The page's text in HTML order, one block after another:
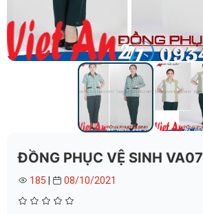
ĐỒNG PHỤC VỆ SINH VA07
185 08/10/2021